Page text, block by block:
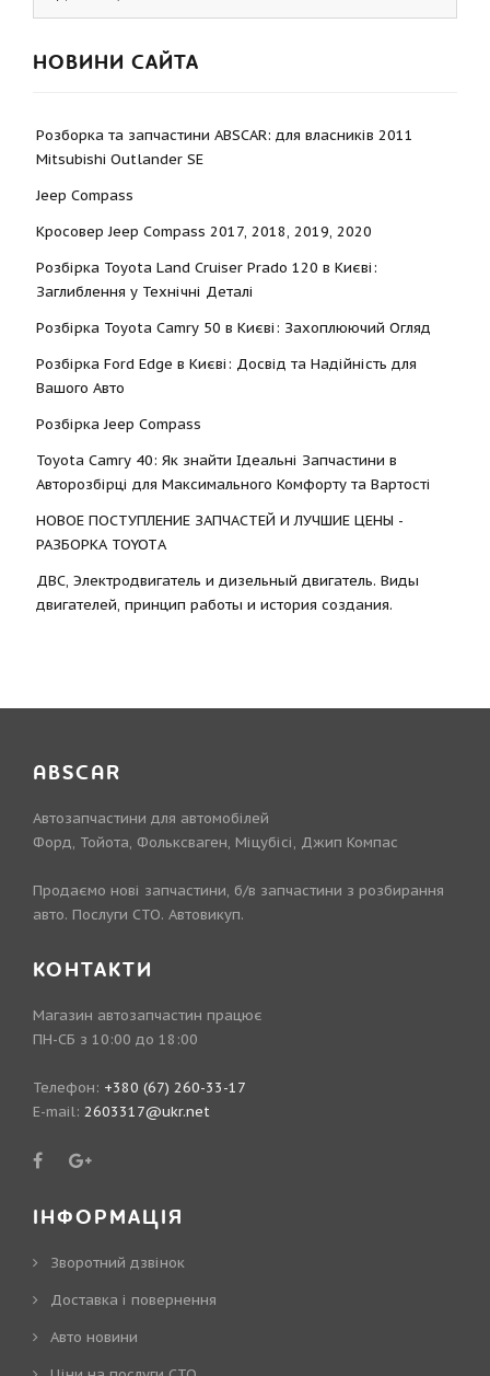
НОВИНИ САЙТА
Розборка та запчастини ABSCAR: для власників 2011
Mitsubishi Outlander SE
Jeep Compass
Кросовер Jeep Compass 2017, 2018, 2019, 2020
Розбірка Toyota Land Cruiser Prado 120 в Києві:
Заглиблення у Технічні Деталі
Розбірка Toyota Camry 50 в Києві: Захоплюючий Огляд
Розбірка Ford Edge в Києві: Досвід та Надійність для
Вашого Авто
Розбірка Jeep Compass
Toyota Camry 40: Як знайти Ідеальні Запчастини в
Авторозбірці для Максимального Комфорту та Вартості
НОВОЕ ПОСТУПЛЕНИЕ ЗАПЧАСТЕЙ И ЛУЧШИЕ ЦЕНЫ -
РАЗБОРКА TOYOTА
ДВС, Электродвигатель и дизельный двигатель. Виды
двигателей, принцип работы и история создания.
ABSCAR
Автозапчастини для автомобілей
Форд, Тойота, Фольксваген, Міцубісі, Джип Компас
Продаємо нові запчастини, б/в запчастини з розбирання
авто. Послуги СТО. Автовикуп.
КОНТАКТИ
Магазин автозапчастин працює
ПН-СБ з 10:00 до 18:00
Телефон: +380 (67) 260-33-17
E-mail: 2603317@ukr.net
ІНФОРМАЦІЯ
Зворотний дзвінок
Доставка і повернення
Авто новини